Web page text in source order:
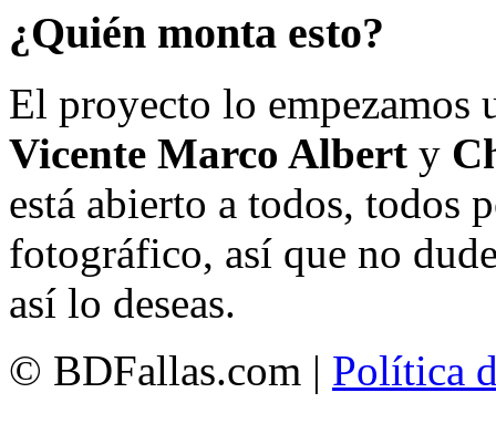
¿Quién monta esto?
El proyecto lo empezamos
Vicente Marco Albert y
está abierto a todos, todos
fotográfico, así que no
así lo deseas.
© BDFallas.com | Política